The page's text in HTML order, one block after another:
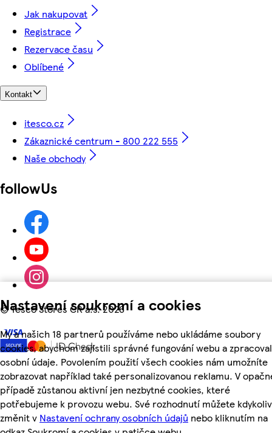
Nastavení soukromí a cookies
My a našich 18 partnerů používáme nebo ukládáme soubory
cookies, abychom zajistili správné fungování webu a
osobní údaje. Povolením použití všech cookies nám umožníte
zobrazovat například také personalizovanou reklamu. V
případě zůstanou aktivní jen nezbytné cookies, které
potřebujeme k provozu webu. Své rozhodnutí můžete kdykoliv
změnit v Nastavení ochrany osobních údajů nebo kliknutím na
Jak nakupovat
Registrace
Rezervace času
Oblíbené
Kontakt
itesco.cz
Zákaznické centrum - 800 222 555
Naše obchody
followUs
©Tesco Stores ČR a.s. 2026